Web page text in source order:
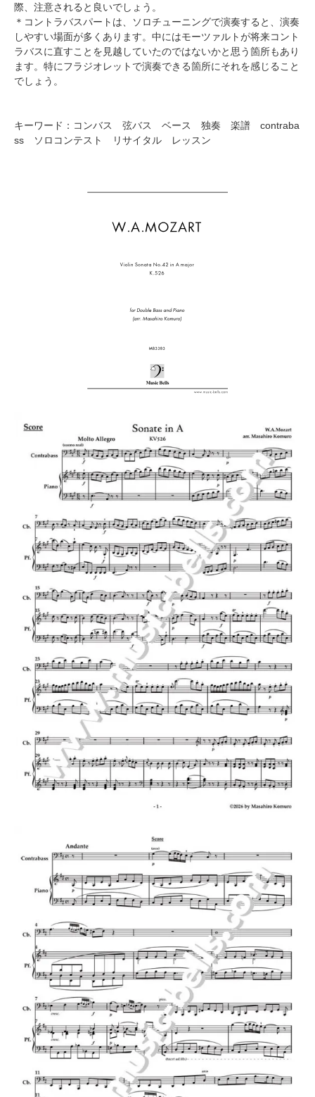
際、注意されると良いでしょう。
＊コントラバスパートは、ソロチューニングで演奏すると、演奏
しやすい場面が多くあります。中にはモーツァルトが将来コント
ラバスに直すことを見越していたのではないかと思う箇所もあり
ます。特にフラジオレットで演奏できる箇所にそれを感じること
でしょう。
キーワード：コンバス 弦バス ベース 独奏 楽譜 contraba
ss ソロコンテスト リサイタル レッスン